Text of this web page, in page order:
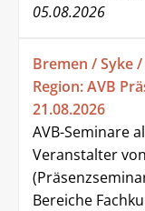
05.08.2026
Bremen / Syke
Region: AVB
21.08.2026
AVB-Seminare
Veranstalter
Bereiche